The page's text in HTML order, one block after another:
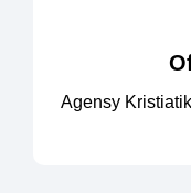
Agensy